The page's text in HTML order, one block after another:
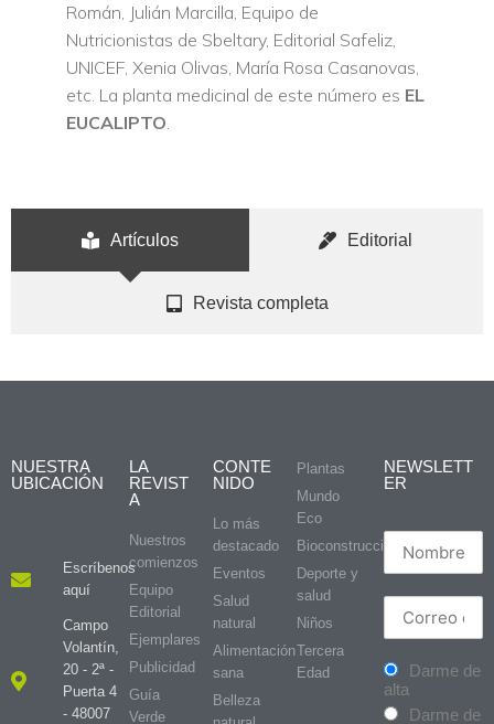
Román, Julián Marcilla, Equipo de
Nutricionistas de Sbeltary, Editorial Safeliz,
UNICEF, Xenia Olivas, María Rosa Casanovas,
etc. La planta medicinal de este número es EL
EUCALIPTO.
Artículos Editorial
Revista completa
NUESTRA
UBICACIÓN
Escríbenos
aquí
Campo
Volantín,
20 - 2ª -
Puerta 4
- 48007
LA
REVIST
A
Nuestros
comienzos
Equipo
Editorial
Ejemplares
Publicidad
Guía
Verde
CONTE
NIDO
Lo más
destacado
Eventos
Salud
natural
Alimentación
sana
Belleza
Plantas
Mundo
Eco
Bioconstrucción
Deporte y
salud
Niños
Tercera
Edad
NEWSLETT
ER
Darme de
alta
Darme de